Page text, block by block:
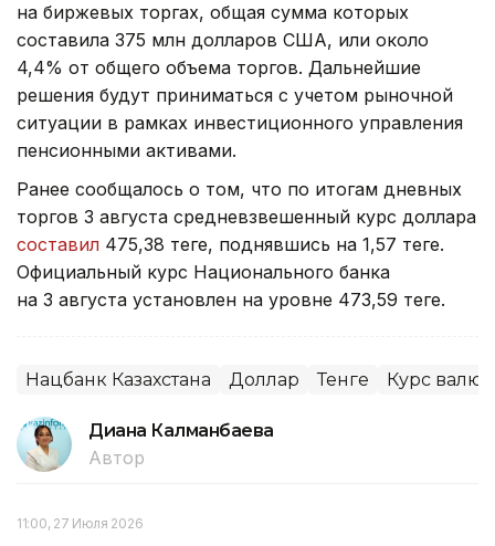
на биржевых торгах, общая сумма которых
составила 375 млн долларов США, или около
4,4% от общего объема торгов. Дальнейшие
решения будут приниматься с учетом рыночной
ситуации в рамках инвестиционного управления
пенсионными активами.
Ранее сообщалось о том, что по итогам дневных
торгов 3 августа средневзвешенный курс доллара
составил 475,38 теңге, поднявшись на 1,57 теңге.
Официальный курс Национального банка
на 3 августа установлен на уровне 473,59 теңге.
Нацбанк Казахстана Доллар Тенге Курс валют
Диана Калманбаева
Автор
11:00, 27 Июля 2026